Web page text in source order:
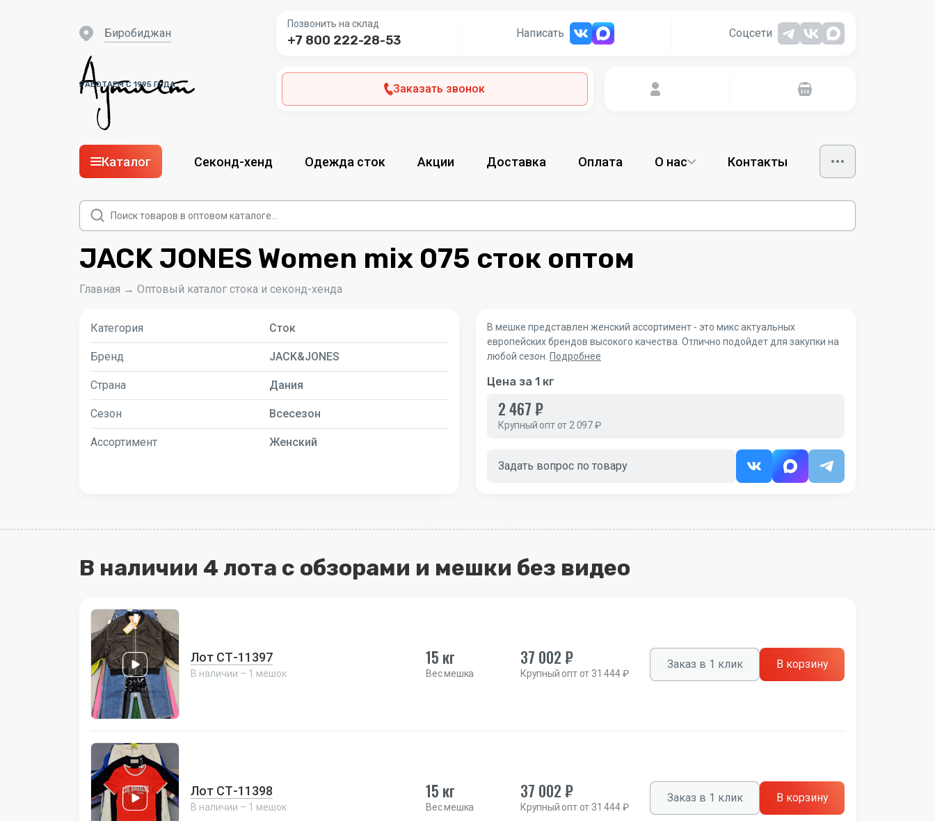
РАБОТАЕМ С 1995 ГОДА
Биробиджан
Позвонить на склад
+7 800 222-28-53 Написать Соцсети
Заказать звонок
Каталог Секонд-хенд Одежда сток Акции Доставка Оплата О нас Контакты
Поиск
товаров
JACK JONES Women mix 075 сток оптом
Главная → Оптовый каталог стока и секонд-хенда
Категория Сток
Бренд JACK&JONES
Страна Дания
Сезон Всесезон
Ассортимент Женский
В мешке представлен женский ассортимент - это микс актуальных
европейских брендов высокого качества. Отлично подойдет для закупки на
любой сезон. Подробнее
Цена за 1 кг
2 467 ₽
Крупный опт от 2 097 ₽
Задать вопрос по товару
В наличии 4 лота с обзорами и мешки без видео
Лот СТ-11397
В наличии – 1 мешок
15 кг
Вес мешка
37 002 ₽
Крупный опт от 31 444 ₽
Заказ в 1 клик В корзину
Лот СТ-11398
В наличии – 1 мешок
15 кг
Вес мешка
37 002 ₽
Крупный опт от 31 444 ₽
Заказ в 1 клик В корзину